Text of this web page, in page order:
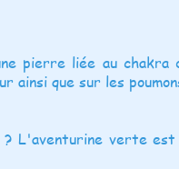
pierre liée au
que sur les
L'aventurine verte